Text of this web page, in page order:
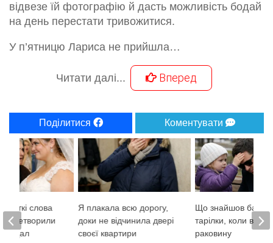
відвезе їй фотографію й дасть можливість бодай
на день перестати тривожитися.
У п’ятницю Лариса не прийшла…
Читати далі... Вперед
Поділитися Коментувати
Я плакала всю дорогу,
доки не відчинила двері
своєї квартири
Що знайшов багач
тарілки, коли
раковину
слова
перетворили